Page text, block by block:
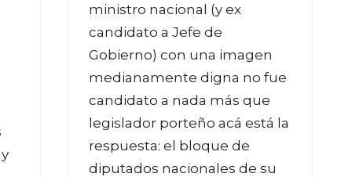
ministro nacional (y ex
candidato a Jefe de
Gobierno) con una imagen
medianamente digna no fue
candidato a nada más que
legislador porteño acá está la
respuesta: el bloque de
diputados nacionales de su